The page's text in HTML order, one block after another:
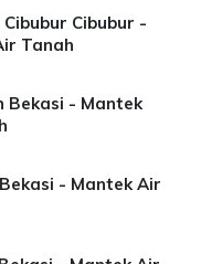
Cibubur -
Tanah
Bekasi - Mantek
- Mantek Air